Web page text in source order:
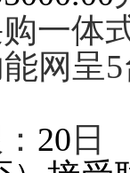
一体
网呈
20 日